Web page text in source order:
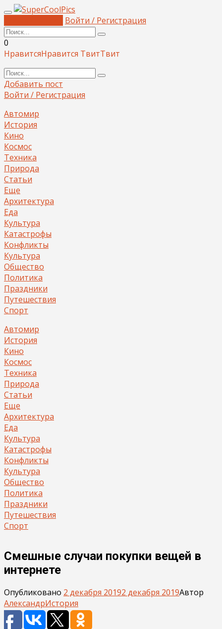
Войти / Регистрация
0
НравитсяНравится ТвитТвит
Добавить пост
Войти / Регистрация
Автомир
История
Кино
Космос
Техника
Природа
Статьи
Еще
Архитектура
Еда
Культура
Катастрофы
Конфликты
Культура
Общество
Политика
Праздники
Путешествия
Спорт
Автомир
История
Кино
Космос
Техника
Природа
Статьи
Еще
Архитектура
Еда
Культура
Катастрофы
Конфликты
Культура
Общество
Политика
Праздники
Путешествия
Спорт
Смешные случаи покупки вещей в
интернете
Опубликовано 2 декабря 20192 декабря 2019Автор
АлександрИстория